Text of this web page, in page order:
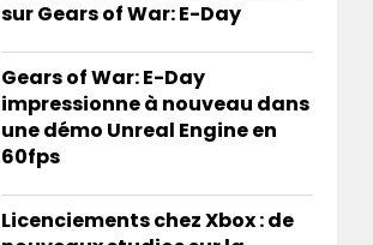
sur Gears of War: E-Day
Gears of War: E-Day
impressionne à nouveau dans
une démo Unreal Engine en
60fps
Licenciements chez Xbox : de